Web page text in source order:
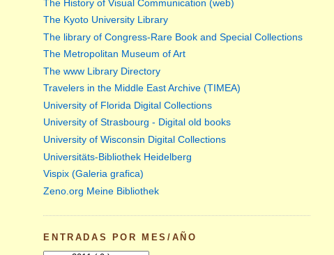
The History of Visual Communication (web)
The Kyoto University Library
The library of Congress-Rare Book and Special Collections
The Metropolitan Museum of Art
The www Library Directory
Travelers in the Middle East Archive (TIMEA)
University of Florida Digital Collections
University of Strasbourg - Digital old books
University of Wisconsin Digital Collections
Universitäts-Bibliothek Heidelberg
Vispix (Galeria grafica)
Zeno.org Meine Bibliothek
ENTRADAS POR MES/AÑO